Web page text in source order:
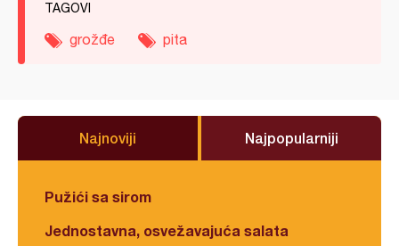
TAGOVI
grožđe pita
Najnoviji Najpopularniji
Pužići sa sirom
Jednostavna, osvežavajuća salata